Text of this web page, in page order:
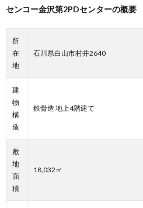
センコー金沢第2PDセンターの概要
所
在
地
石川県白山市村井2640
建
物
構
造
鉄骨造 地上4階建て
敷
地
面
積
18,032㎡